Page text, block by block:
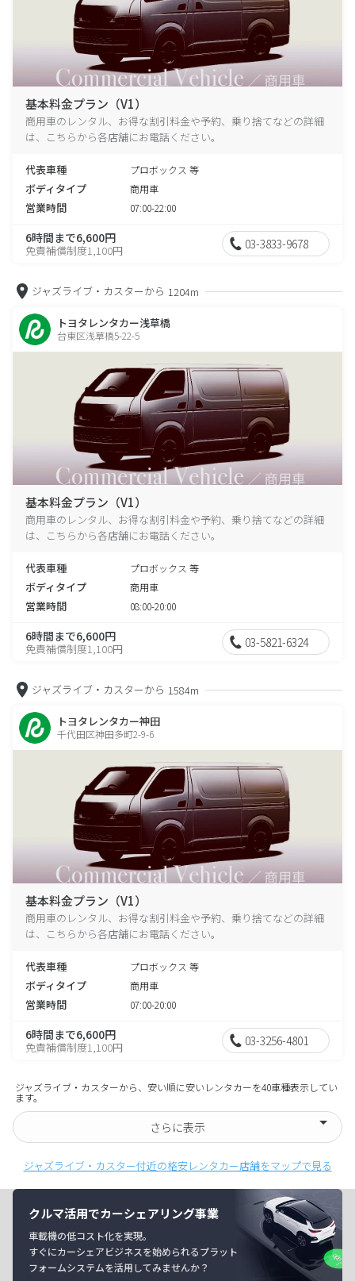
基本料金プラン（V1）
商用車のレンタル、お得な割引料金や予約、乗り捨てなどの詳細
は、こちらから各店舗にお電話ください。
代表車種 プロボックス 等
ボディタイプ 商用車
営業時間 07:00-22:00
6時間まで6,600円
免責補償制度1,100円 03-3833-9678
ジャズライブ・カスターから 1204m
トヨタレンタカー浅草橋
台東区浅草橋5-22-5
基本料金プラン（V1）
商用車のレンタル、お得な割引料金や予約、乗り捨てなどの詳細
は、こちらから各店舗にお電話ください。
代表車種 プロボックス 等
ボディタイプ 商用車
営業時間 08:00-20:00
6時間まで6,600円
免責補償制度1,100円 03-5821-6324
ジャズライブ・カスターから 1584m
トヨタレンタカー神田
千代田区神田多町2-9-6
基本料金プラン（V1）
商用車のレンタル、お得な割引料金や予約、乗り捨てなどの詳細
は、こちらから各店舗にお電話ください。
代表車種 プロボックス 等
ボディタイプ 商用車
営業時間 07:00-20:00
6時間まで6,600円
免責補償制度1,100円 03-3256-4801
ジャズライブ・カスターから、安い順に安いレンタカーを40車種表示してい
ます。
さらに表示
ジャズライブ・カスター付近の格安レンタカー店舗をマップで見る
クルマ活用でカーシェアリング事業
車載機の低コスト化を実現。
すぐにカーシェアビジネスを始められるプラット
フォームシステムを活用してみませんか？